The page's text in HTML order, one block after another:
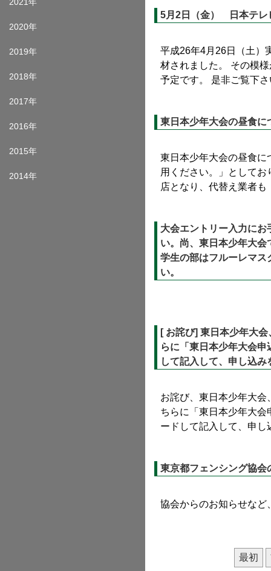
2020年
2019年
2018年
2017年
2016年
2015年
2014年
5月2日（金） 日本テ
平成26年4月26日（土）
材されました。 その模
予定です。 是非ご覧下
東日本少年大会の昼食に
東日本少年大会の昼食に
用ください。」として
店となり、代替え業者
大会エントリー入力に
い。尚、東日本少年大
学生の部はフルーレマス
い。
[ お詫び] 東日本少年大
らに「東日本少年大会
して記入して、申し込
お詫び、東日本少年大
ちらに「東日本少年大
ードして記入して、申
東京都フェンシング協会
協会からのお知らせなど
最初